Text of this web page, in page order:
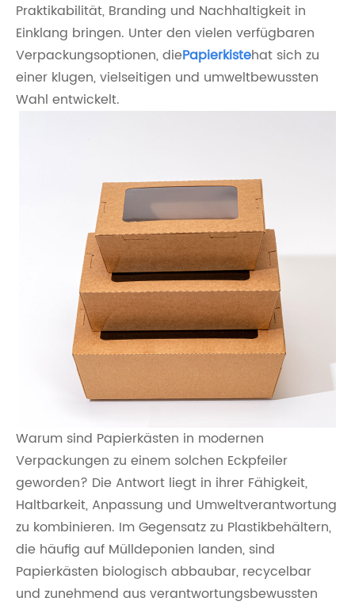
Praktikabilität, Branding und Nachhaltigkeit in
Einklang bringen. Unter den vielen verfügbaren
Verpackungsoptionen, diePapierkistehat sich zu
einer klugen, vielseitigen und umweltbewussten
Wahl entwickelt.
Warum sind Papierkästen in modernen
Verpackungen zu einem solchen Eckpfeiler
geworden? Die Antwort liegt in ihrer Fähigkeit,
Haltbarkeit, Anpassung und Umweltverantwortung
zu kombinieren. Im Gegensatz zu Plastikbehältern,
die häufig auf Mülldeponien landen, sind
Papierkästen biologisch abbaubar, recycelbar
und zunehmend aus verantwortungsbewussten